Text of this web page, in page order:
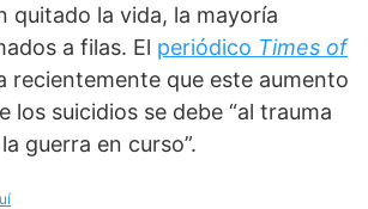
quitado la vida, la mayoría
a filas. El periódico Times of
recientemente que este aumento
los suicidios se debe “al trauma
guerra en curso”.